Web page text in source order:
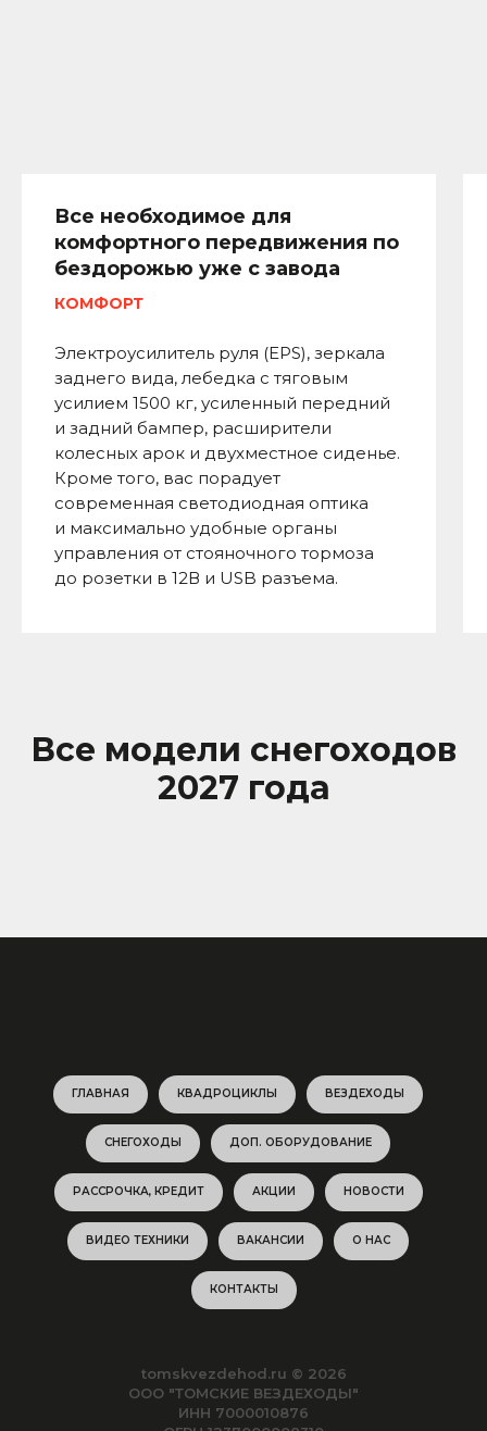
Все необходимое для
комфортного передвижения по
бездорожью уже с завода
КОМФОРТ
Электроусилитель руля (EPS), зеркала
заднего вида, лебедка с тяговым
усилием 1500 кг, усиленный передний
и задний бампер, расширители
колесных арок и двухместное сиденье.
Кроме того, вас порадует
современная светодиодная оптика
и максимально удобные органы
управления от стояночного тормоза
до розетки в 12В и USB разъема.
Все модели снегоходов
2027 года
ГЛАВНАЯ КВАДРОЦИКЛЫ ВЕЗДЕХОДЫ
СНЕГОХОДЫ ДОП. ОБОРУДОВАНИЕ
РАССРОЧКА, КРЕДИТ АКЦИИ НОВОСТИ
ВИДЕО ТЕХНИКИ ВАКАНСИИ О НАС
КОНТАКТЫ
tomskvezdehod.ru © 2026
ООО "ТОМСКИЕ ВЕЗДЕХОДЫ"
ИНН 7000010876